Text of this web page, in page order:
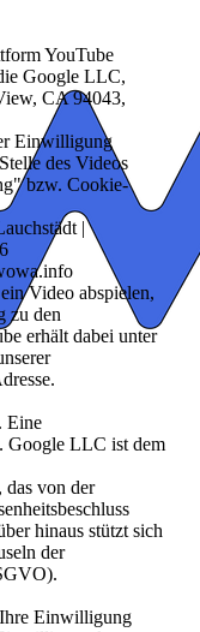
YouTube
Google LLC,
CA 94043,
Einwilligung
des Videos
bzw. Cookie-
|
Video abspielen,
zu den
erhält dabei unter
Eine
Google LLC ist dem
das von der
hinaus stützt sich
der
Einwilligung